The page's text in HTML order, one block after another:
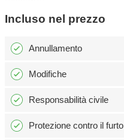
Incluso nel prezzo
Annullamento
Modifiche
Responsabilità civile
Protezione contro il furto